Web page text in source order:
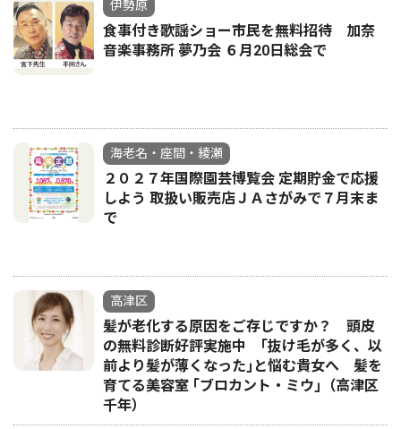
伊勢原
食事付き歌謡ショー市民を無料招待 加奈
音楽事務所 夢乃会 ６月20日総会で
海老名・座間・綾瀬
２０２７年国際園芸博覧会 定期貯金で応援
しよう 取扱い販売店ＪＡさがみで７月末ま
で
高津区
髪が老化する原因をご存じですか？ 頭皮
の無料診断好評実施中 ｢抜け毛が多く、以
前より髪が薄くなった｣と悩む貴女へ 髪を
育てる美容室 ｢ブロカント・ミウ｣（高津区
千年）